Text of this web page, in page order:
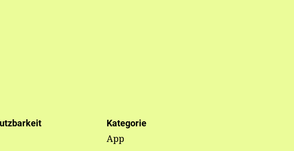
Kategorie
App